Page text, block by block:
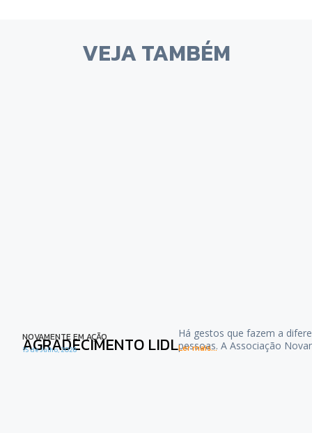
VEJA TAMBÉM
NOVAMENTE EM AÇÃO
AGRADECIMENTO LIDL
15 de Julho, 2026
Há gestos que fazem a
pessoas. A Associação
Ler mais...